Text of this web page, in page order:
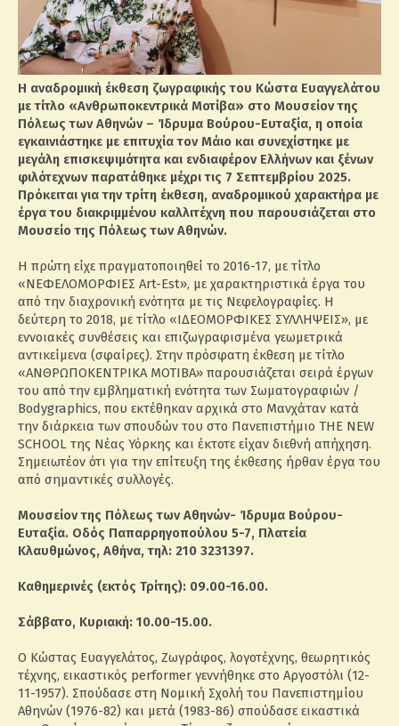
Η αναδρομική έκθεση ζωγραφικής του Κώστα Ευαγγελάτου
με τίτλο «Ανθρωποκεντρικά Μοτίβα» στο Μουσείον της
Πόλεως των Αθηνών – Ίδρυμα Βούρου-Ευταξία, η οποία
εγκαινιάστηκε με επιτυχία τον Μάιο και συνεχίστηκε με
μεγάλη επισκεψιμότητα και ενδιαφέρον Ελλήνων και ξένων
φιλότεχνων παρατάθηκε μέχρι τις 7 Σεπτεμβρίου 2025.
Πρόκειται για την τρίτη έκθεση, αναδρομικού χαρακτήρα με
έργα του διακριμμένου καλλιτέχνη που παρουσιάζεται στο
Μουσείο της Πόλεως των Αθηνών.
Η πρώτη είχε πραγματοποιηθεί το 2016-17, με τίτλο
«ΝΕΦΕΛΟΜΟΡΦΙΕΣ Art-Est», με χαρακτηριστικά έργα του
από την διαχρονική ενότητα με τις Νεφελογραφίες. Η
δεύτερη το 2018, με τίτλο «ΙΔΕΟΜΟΡΦΙΚΕΣ ΣΥΛΛΗΨΕΙΣ», με
εννοιακές συνθέσεις και επιζωγραφισμένα γεωμετρικά
αντικείμενα (σφαίρες). Στην πρόσφατη έκθεση με τίτλο
«ΑΝΘΡΩΠΟΚΕΝΤΡΙΚΑ ΜΟΤΙΒΑ» παρουσιάζεται σειρά έργων
του από την εμβληματική ενότητα των Σωματογραφιών /
Bodygraphics, που εκτέθηκαν αρχικά στο Μανχάταν κατά
την διάρκεια των σπουδών του στο Πανεπιστήμιο THE NEW
SCHOOL της Νέας Υόρκης και έκτοτε είχαν διεθνή απήχηση.
Σημειωτέον ότι για την επίτευξη της έκθεσης ήρθαν έργα του
από σημαντικές συλλογές.
Μουσείον της Πόλεως των Αθηνών- Ίδρυμα Βούρου-
Ευταξία. Οδός Παπαρρηγοπούλου 5-7, Πλατεία
Κλαυθμώνος, Αθήνα, τηλ: 210 3231397.
Καθημερινές (εκτός Τρίτης): 09.00-16.00.
Σάββατο, Κυριακή: 10.00-15.00.
Ο Κώστας Ευαγγελάτος, Ζωγράφος, λογοτέχνης, θεωρητικός
τέχνης, εικαστικός performer γεννήθηκε στο Αργοστόλι (12-
11-1957). Σπούδασε στη Νομική Σχολή του Πανεπιστημίου
Αθηνών (1976-82) και μετά (1983-86) σπούδασε εικαστικά